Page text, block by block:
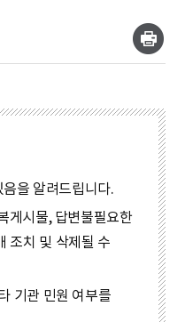
을 알려드립니다.
게시물, 답변불필요한
조치 및 삭제될 수
기관 민원 여부를